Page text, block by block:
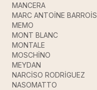
MANCERA
MARC ANTOİNE BARROİS
MEMO
MONT BLANC
MONTALE
MOSCHİNO
MEYDAN
NARCİSO RODRİGUEZ
NASOMATTO